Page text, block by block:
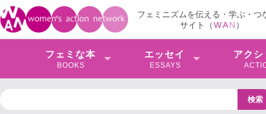
フェミニズムを伝える・学ぶ・つ
サイト（WAN ）
フェミな本
BOOKS
エッセイ
ESSAYS
アクシ